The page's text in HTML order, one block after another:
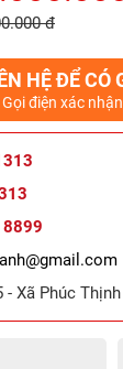
đ
HỆ ĐỂ CÓ
Gọi điện xác nhận
- Xã Phúc